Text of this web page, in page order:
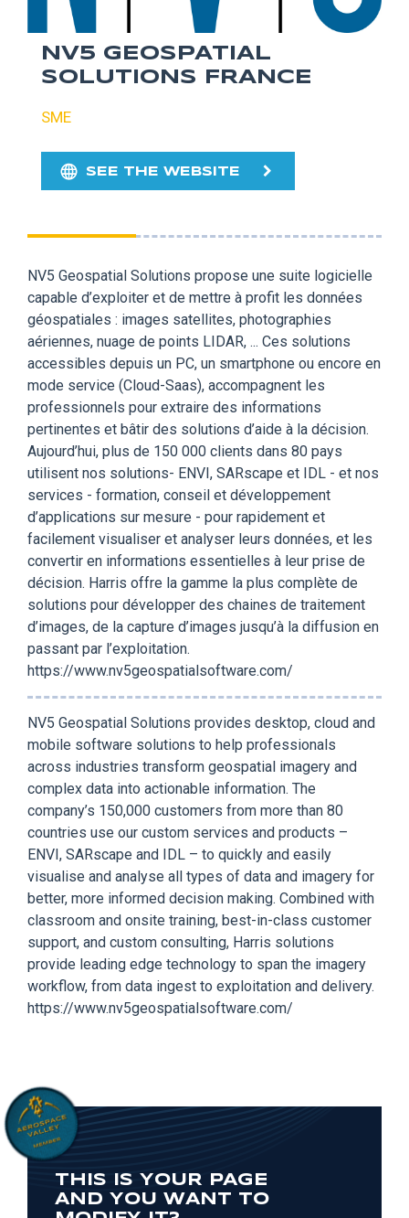
NV5 GEOSPATIAL
SOLUTIONS FRANCE
SME
SEE THE WEBSITE
NV5 Geospatial Solutions propose une suite logicielle
capable d’exploiter et de mettre à profit les données
géospatiales : images satellites, photographies
aériennes, nuage de points LIDAR, ... Ces solutions
accessibles depuis un PC, un smartphone ou encore en
mode service (Cloud-Saas), accompagnent les
professionnels pour extraire des informations
pertinentes et bâtir des solutions d’aide à la décision.
Aujourd’hui, plus de 150 000 clients dans 80 pays
utilisent nos solutions- ENVI, SARscape et IDL - et nos
services - formation, conseil et développement
d’applications sur mesure - pour rapidement et
facilement visualiser et analyser leurs données, et les
convertir en informations essentielles à leur prise de
décision. Harris offre la gamme la plus complète de
solutions pour développer des chaines de traitement
d’images, de la capture d’images jusqu’à la diffusion en
passant par l’exploitation.
https://www.nv5geospatialsoftware.com/
NV5 Geospatial Solutions provides desktop, cloud and
mobile software solutions to help professionals
across industries transform geospatial imagery and
complex data into actionable information. The
company’s 150,000 customers from more than 80
countries use our custom services and products –
ENVI, SARscape and IDL – to quickly and easily
visualise and analyse all types of data and imagery for
better, more informed decision making. Combined with
classroom and onsite training, best-in-class customer
support, and custom consulting, Harris solutions
provide leading edge technology to span the imagery
workflow, from data ingest to exploitation and delivery.
https://www.nv5geospatialsoftware.com/
THIS IS YOUR PAGE
AND YOU WANT TO